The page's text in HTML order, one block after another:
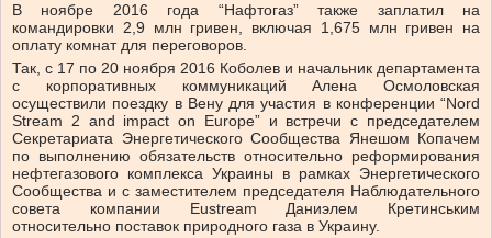
В ноябре 2016 года “Нафтогаз” также заплатил на
командировки 2,9 млн гривен, включая 1,675 млн гривен на
оплату комнат для переговоров.
Так, с 17 по 20 ноября 2016 Коболев и начальник департамента
с корпоративных коммуникаций Алена Осмоловская
осуществили поездку в Вену для участия в конференции “Nord
Stream 2 and impact on Europe” и встречи с председателем
Секретариата Энергетического Сообщества Янешом Копачем
по выполнению обязательств относительно реформирования
нефтегазового комплекса Украины в рамках Энергетического
Сообщества и с заместителем председателя Наблюдательного
совета компании Eustream Даниэлем Кретинським
относительно поставок природного газа в Украину.